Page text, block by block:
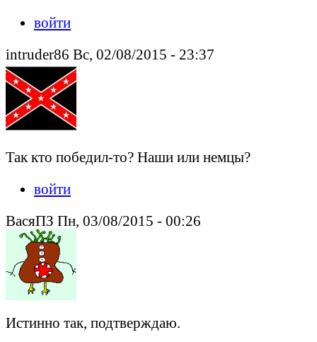
войти
intruder86 Вс, 02/08/2015 - 23:37
Так кто победил-то? Наши или немцы?
войти
ВасяПЗ Пн, 03/08/2015 - 00:26
Истинно так, подтверждаю.